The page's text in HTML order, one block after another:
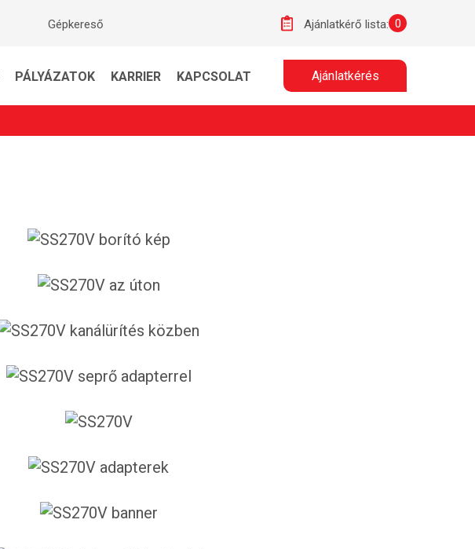
Gépkereső Ajánlatkérő lista: 0
PÁLYÁZATOK KARRIER KAPCSOLAT Ajánlatkérés